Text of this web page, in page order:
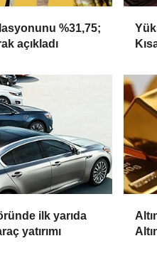
%31,75;
açıkladı
ilk yarıda
yatırımı